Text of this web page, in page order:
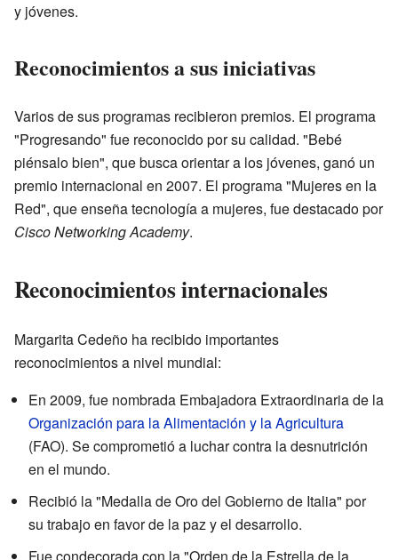
y jóvenes.
Reconocimientos a sus iniciativas
Varios de sus programas recibieron premios. El programa
"Progresando" fue reconocido por su calidad. "Bebé
piénsalo bien", que busca orientar a los jóvenes, ganó un
premio internacional en 2007. El programa "Mujeres en la
Red", que enseña tecnología a mujeres, fue destacado por
Cisco Networking Academy.
Reconocimientos internacionales
Margarita Cedeño ha recibido importantes
reconocimientos a nivel mundial:
En 2009, fue nombrada Embajadora Extraordinaria de la
Organización para la Alimentación y la Agricultura
(FAO). Se comprometió a luchar contra la desnutrición
en el mundo.
Recibió la "Medalla de Oro del Gobierno de Italia" por
su trabajo en favor de la paz y el desarrollo.